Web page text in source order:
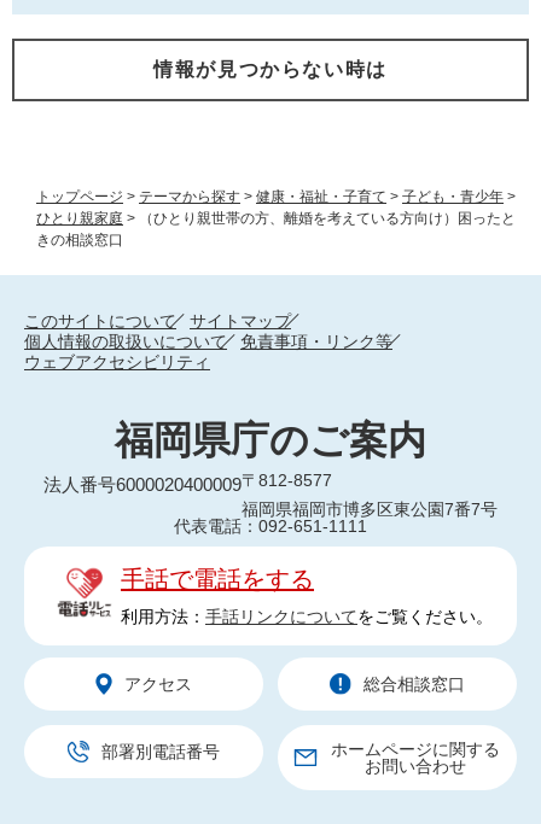
トップページ > テーマから探す > 健康・福祉・子育て > 子ども・青少年 >
ひとり親家庭 >
（ひとり親世帯の方、離婚を考えている方向け）困ったと
きの相談窓口
情報が見つからない時は
このサイトについて
サイトマップ
個人情報の取扱いについて
免責事項・リンク等
ウェブアクセシビリティ
福岡県庁のご案内
法人番号6000020400009〒812-8577
福岡県福岡市博多区東公園7番7号
代表電話：092-651-1111
手話で電話をする
利用方法： 手話リンクについてをご覧ください。
アクセス 総合相談窓口
部署別電話番号
ホームページに関する
お問い合わせ